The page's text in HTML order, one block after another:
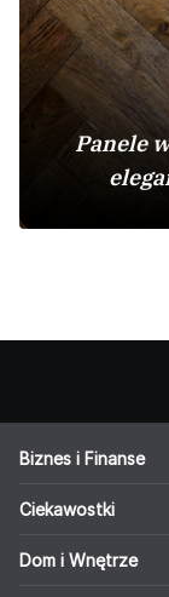
Panele
Biznes i Finanse
Ciekawostki
Dom i Wnętrze